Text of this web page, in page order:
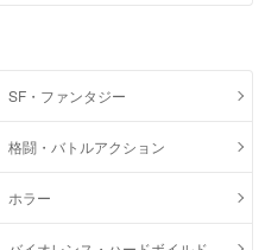
SF・ファンタジー
格闘・バトルアクション
ホラー